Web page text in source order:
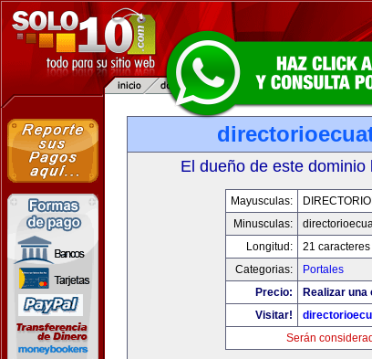
El dueño de este
Mayusculas:
Minusculas:
Longitud:
21 caracteres
Categorias:
Portales
Precio:
Realizar una
Visitar!
Serán